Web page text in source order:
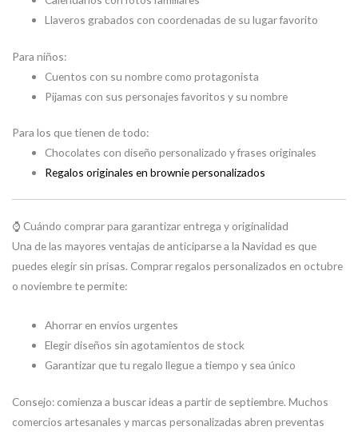
Llaveros grabados con coordenadas de su lugar favorito
Para niños:
Cuentos con su nombre como protagonista
Pijamas con sus personajes favoritos y su nombre
Para los que tienen de todo:
Chocolates con diseño personalizado y frases originales
Regalos originales en brownie personalizados
⌚️ Cuándo comprar para garantizar entrega y originalidad
Una de las mayores ventajas de anticiparse a la Navidad es que
puedes elegir sin prisas. Comprar regalos personalizados en octubre
o noviembre te permite:
Ahorrar en envíos urgentes
Elegir diseños sin agotamientos de stock
Garantizar que tu regalo llegue a tiempo y sea único
Consejo: comienza a buscar ideas a partir de septiembre. Muchos
comercios artesanales y marcas personalizadas abren preventas